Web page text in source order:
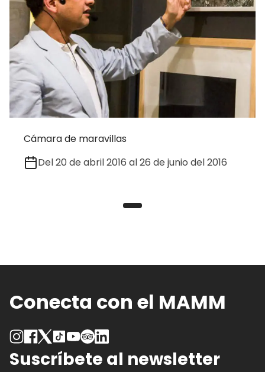
Cámara de maravillas
Del 20 de abril 2016 al 26 de junio del 2016
Conecta con el MAMM
Suscríbete al newsletter